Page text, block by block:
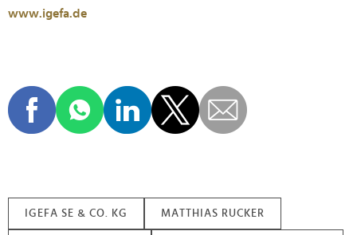
www.igefa.de
IGEFA SE & CO. KG MATTHIAS RUCKER